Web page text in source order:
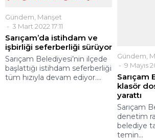
Gündem Manşet
3 Mart 2022 17:11
Sarıçam’da istihdam ve
işbirliği seferberliği sürüyor
Sarıçam Belediyesi’nin ilçede
başlattığı istihdam seferberliği
tüm hızıyla devam ediyor....
Gündem
9 Mayıs
Sarıçam
klasör
yarattı
Sarıçam
denetim
belediye
temin...